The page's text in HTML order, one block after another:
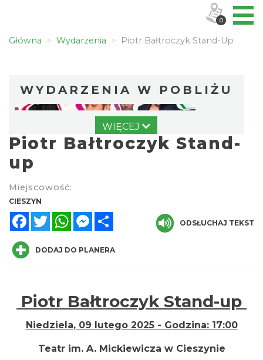
Główna Wydarzenia Piotr Bałtroczyk Stand-Up
WYDARZENIA W POBLIŻU
Spektakl "Tajemnica 16. piętra"
Cieszyn
2026-10-18
0.00 km
Cieszyn
WIĘCEJ
Piotr Bałtroczyk Stand-
up
Miejscowość:
CIESZYN
FacebookTwitterWhatsAppMessenger
ODSŁUCHAJ TEKST
DODAJ DO PLANERA
Piotr Bałtroczyk Stand-up
Niedziela, 09 lutego 2025 - Godzina: 17:00
Teatr im. A. Mickiewicza w Cieszynie
0